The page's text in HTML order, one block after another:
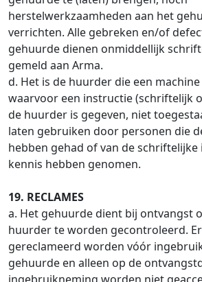
herstelwerkzaamheden aan het
verrichten. Alle gebreken en/of
gehuurde dienen onmiddellijk
gemeld aan Arma.
d. Het is de huurder die een
waarvoor een instructie (schriftelijk
de huurder is gegeven, niet
laten gebruiken door personen die
hebben gehad of van de
kennis hebben genomen.
19. RECLAMES
a. Het gehuurde dient bij ontvangst
huurder te worden gecontroleerd.
gereclameerd worden vóór
gehuurde en alleen op de
ingebruikneming worden niet